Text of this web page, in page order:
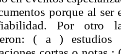
porque al
Por otro
( a ) estudios